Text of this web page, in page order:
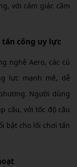
với cảm giác cầm
tấn công uy lực
nghệ Aero, các cú
lực mạnh mẽ, dễ
Người dùng
cầu, với tốc độ cầu
bật cho lối chơi tấn